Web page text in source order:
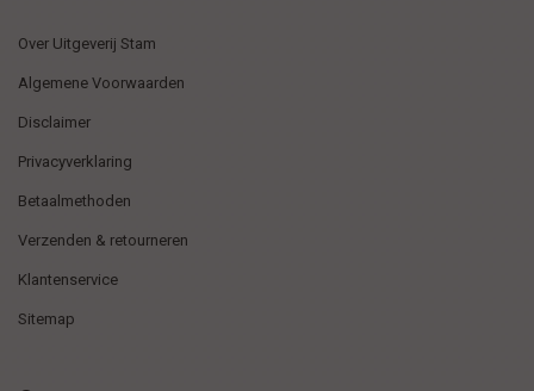
Over Uitgeverij Stam
Algemene Voorwaarden
Disclaimer
Privacyverklaring
Betaalmethoden
Verzenden & retourneren
Klantenservice
Sitemap